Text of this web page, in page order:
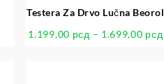
Testera Za Drvo Lučna Beorol
1.199,00 рсд – 1.699,00 рсд